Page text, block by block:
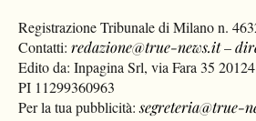
Registrazione Tribunale di Milano n.
Contatti:redazione@true-news.it–
Edito da: Inpagina Srl, via Fara 35
PI 11299360963
Per la tua pubblicità:segreteria@true-